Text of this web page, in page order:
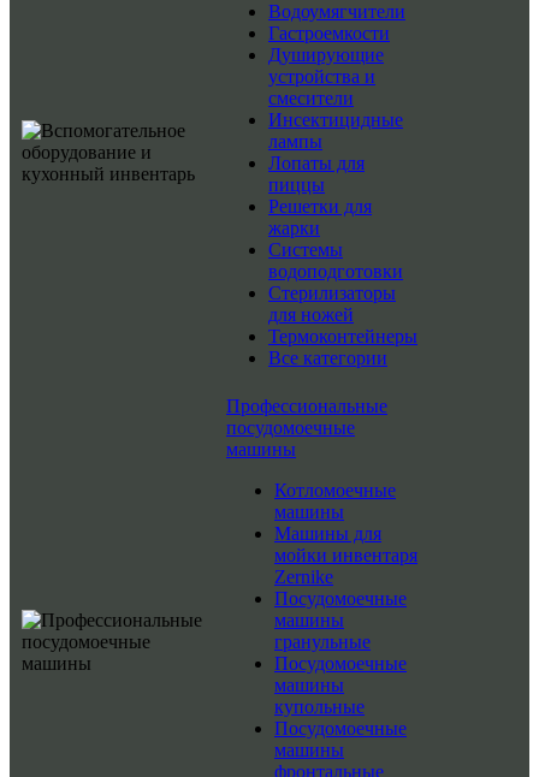
Водоумягчители
Гастроемкости
Душирующие
устройства и
смесители
Инсектицидные
лампы
Лопаты для
пиццы
Решетки для
жарки
Системы
водоподготовки
Стерилизаторы
для ножей
Термоконтейнеры
Все категории
Профессиональные
посудомоечные
машины
Котломоечные
машины
Машины для
мойки инвентаря
Zernike
Посудомоечные
машины
гранульные
Посудомоечные
машины
купольные
Посудомоечные
машины
фронтальные